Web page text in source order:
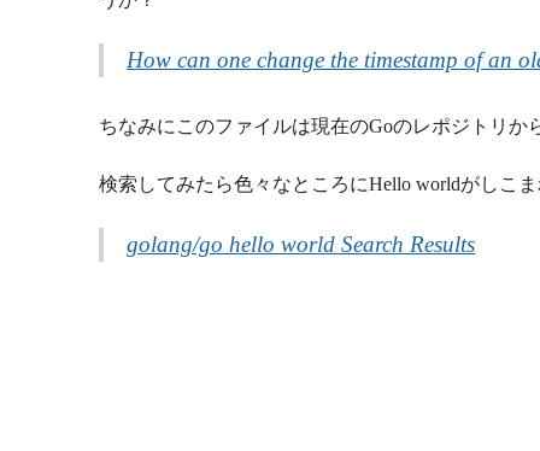
How can one change the timestamp of an
ちなみにこのファイルは現在のGoのレポジトリか
検索してみたら色々なところにHello worldがしこ
golang/go hello world Search Results